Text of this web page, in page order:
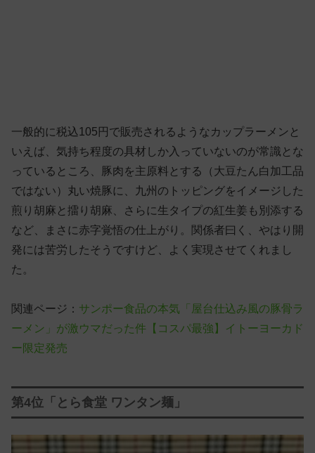
一般的に税込105円で販売されるようなカップラーメンと
いえば、気持ち程度の具材しか入っていないのが常識とな
っているところ、豚肉を主原料とする（大豆たん白加工品
ではない）丸い焼豚に、九州のトッピングをイメージした
煎り胡麻と擂り胡麻、さらに生タイプの紅生姜も別添する
など、まさに赤字覚悟の仕上がり。関係者曰く、やはり開
発には苦労したそうですけど、よく実現させてくれまし
た。
関連ページ： サンポー食品の本気「屋台仕込み風の豚骨ラ
ーメン」が激ウマだった件【コスパ最強】イトーヨーカド
ー限定発売
第4位「 とら食堂 ワンタン麺」